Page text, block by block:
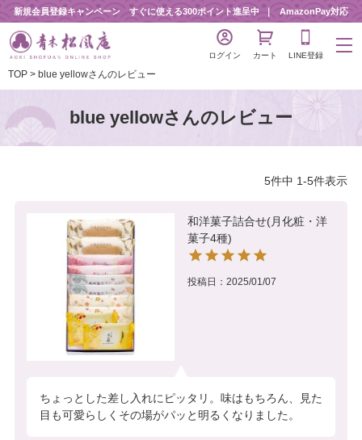
新規会員登録キャンペーン すぐに使える300ポイント進呈中 AmazonPay対応
ログイン カート LINE登録
TOP blue yellowさんのレビュー
blue yellowさんのレビュー
5件中 1-5件表示
和洋菓子詰合せ(月化粧・洋
菓子4種)
投稿日 2025/01/07
ちょっとした差し入れにピッタリ。味はもちろん、見た
目も可愛らしくその場がパッと明るくなりました。